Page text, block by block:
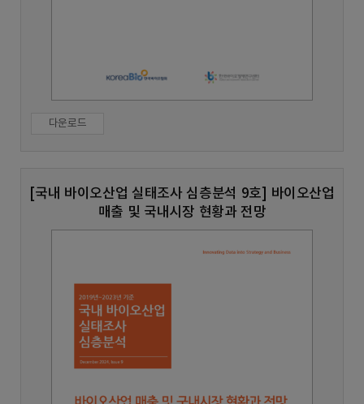
다운로드
[국내 바이오산업 실태조사 심층분석 9호] 바이오산업
매출 및 국내시장 현황과 전망